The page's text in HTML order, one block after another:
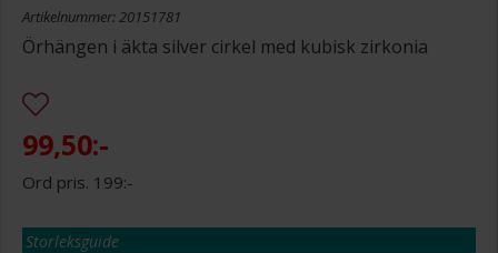
Artikelnummer: 20151781
Örhängen i äkta silver cirkel med kubisk zirkonia
99,50:-
199:-
Storleksguide